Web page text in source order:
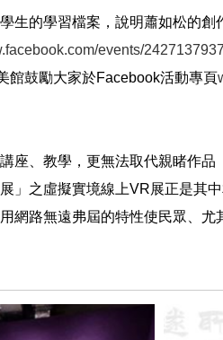
生的學習檔案 ，說明蕭如松的
events/
館鼓勵大家於Facebook活動專頁
、教學，更無法取代親睹作
」之虛擬實境線上VR展正是其
路無遠弗屆的特性使民眾、尤